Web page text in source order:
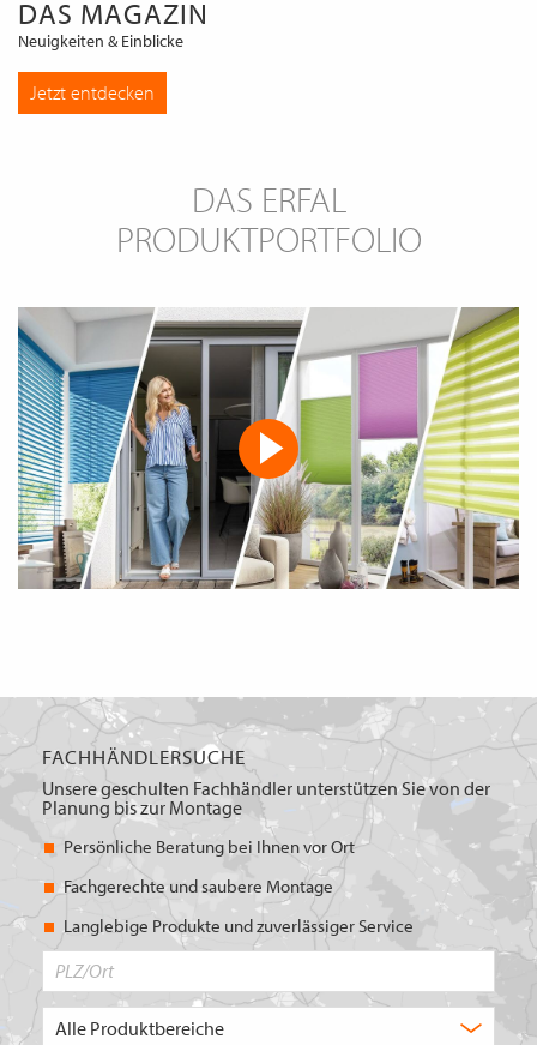
DAS MAGAZIN
Neuigkeiten & Einblicke
Jetzt entdecken
DAS ERFAL
PRODUKTPORTFOLIO
FACHHÄNDLERSUCHE
Unsere geschulten Fachhändler unterstützen Sie von der
Planung bis zur Montage
Persönliche Beratung bei Ihnen vor Ort
Fachgerechte und saubere Montage
Langlebige Produkte und zuverlässiger Service